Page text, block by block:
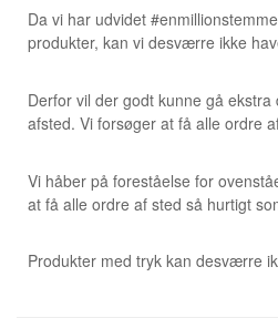
Da vi har udvidet
produkter, kan vi desværre ikke
Derfor vil der godt kunne gå
afsted. Vi forsøger at få alle ordre
Vi håber på foreståelse for
at få alle ordre af sted så hurtigt
Produkter med tryk kan desværre